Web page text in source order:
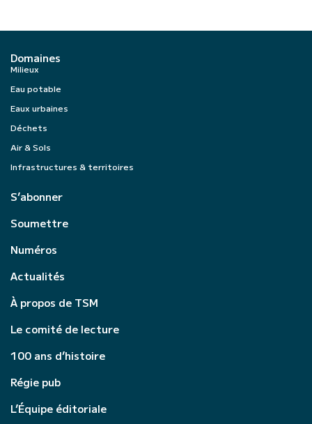
Domaines
Milieux
Eau potable
Eaux urbaines
Déchets
Air & Sols
Infrastructures & territoires
S’abonner
Soumettre
Numéros
Actualités
À propos de TSM
Le comité de lecture
100 ans d’histoire
Régie pub
L’Équipe éditoriale